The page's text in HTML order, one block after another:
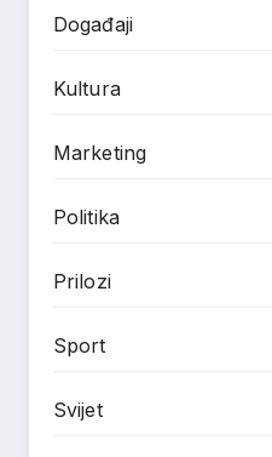
Događaji
Kultura
Marketing
Politika
Prilozi
Sport
Svijet